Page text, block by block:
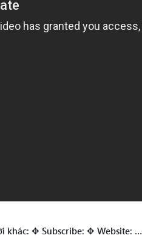
khác: ✥ Subscribe: ✥ Website: …